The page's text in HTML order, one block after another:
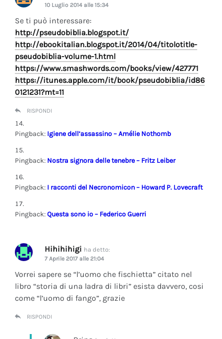
10 Luglio 2014 alle 15:34
Se ti può interessare:
http://pseudobiblia.blogspot.it/
http://ebookitalian.blogspot.it/2014/04/titolotitle-
pseudobiblia-volume-1.html
https://www.smashwords.com/books/view/427771
https://itunes.apple.com/it/book/pseudobiblia/id86
0121231?mt=11
RISPONDI
Pingback: Igiene dell’assassino – Amélie Nothomb
Pingback: Nostra signora delle tenebre – Fritz Leiber
Pingback: I racconti del Necronomicon – Howard P. Lovecraft
Pingback:Questa sono io – Federico Guerri
Hihihihigi ha detto:
7 Aprile 2017 alle 21:04
Vorrei sapere se “l’uomo che fischietta” citato nel
libro “storia di una ladra di libri” esista davvero, cosi
come “l’uomo di fango”, grazie
RISPONDI